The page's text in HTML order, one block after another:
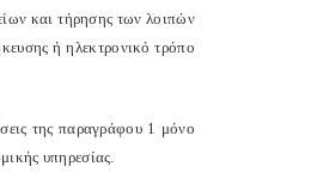
και τήρησης των λοιπών
ή ηλεκτρονικό τρόπο
της παραγράφου 1 μόνο
υπηρεσίας.